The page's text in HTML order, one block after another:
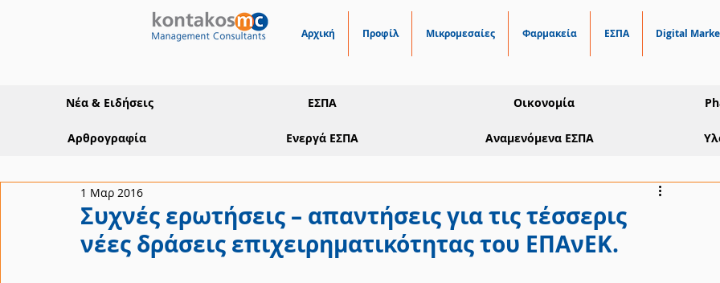
Αρχική Προφίλ Μικρομεσαίες Φαρμακεία ΕΣΠΑ Digital
Νέα & Ειδήσεις ΕΣΠΑ Οικονομία
Αρθρογραφία Ενεργά ΕΣΠΑ Αναμενόμενα ΕΣΠΑ
Συχνές ερωτήσεις – απαντήσεις για τις τέσσερις
νέες δράσεις επιχειρηματικότητας του ΕΠΑνΕΚ.
1 Μαρ 2016